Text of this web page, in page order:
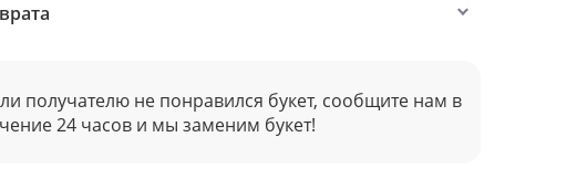
получателю не понравился букет, сообщите нам в
24 часов и мы заменим букет!